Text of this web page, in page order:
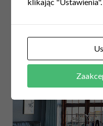
podział na półki i drążki
dodatkowe elementy,
regulowanym ramieniem.